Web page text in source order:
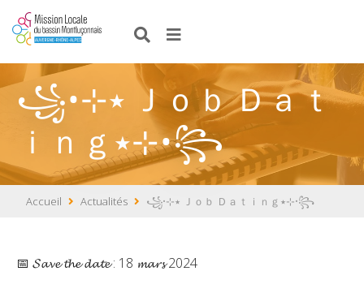
꧁•⊹٭ Ｊｏｂ Ｄａｔ
ｉｎｇ٭⊹•꧂
Accueil Actualités ꧁•⊹٭ Ｊｏｂ Ｄａｔｉｎｇ٭⊹•꧂
📅 𝓢𝓪𝓿𝓮 𝓽𝓱𝓮 𝓭𝓪𝓽𝓮 : 18 𝓶𝓪𝓻𝓼 2024